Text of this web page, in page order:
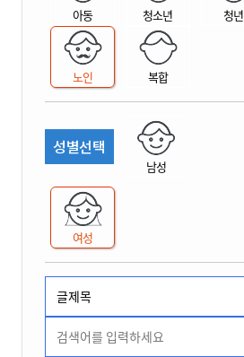
아동 청소년 청년
노인 복합
성별선택
남성
여성